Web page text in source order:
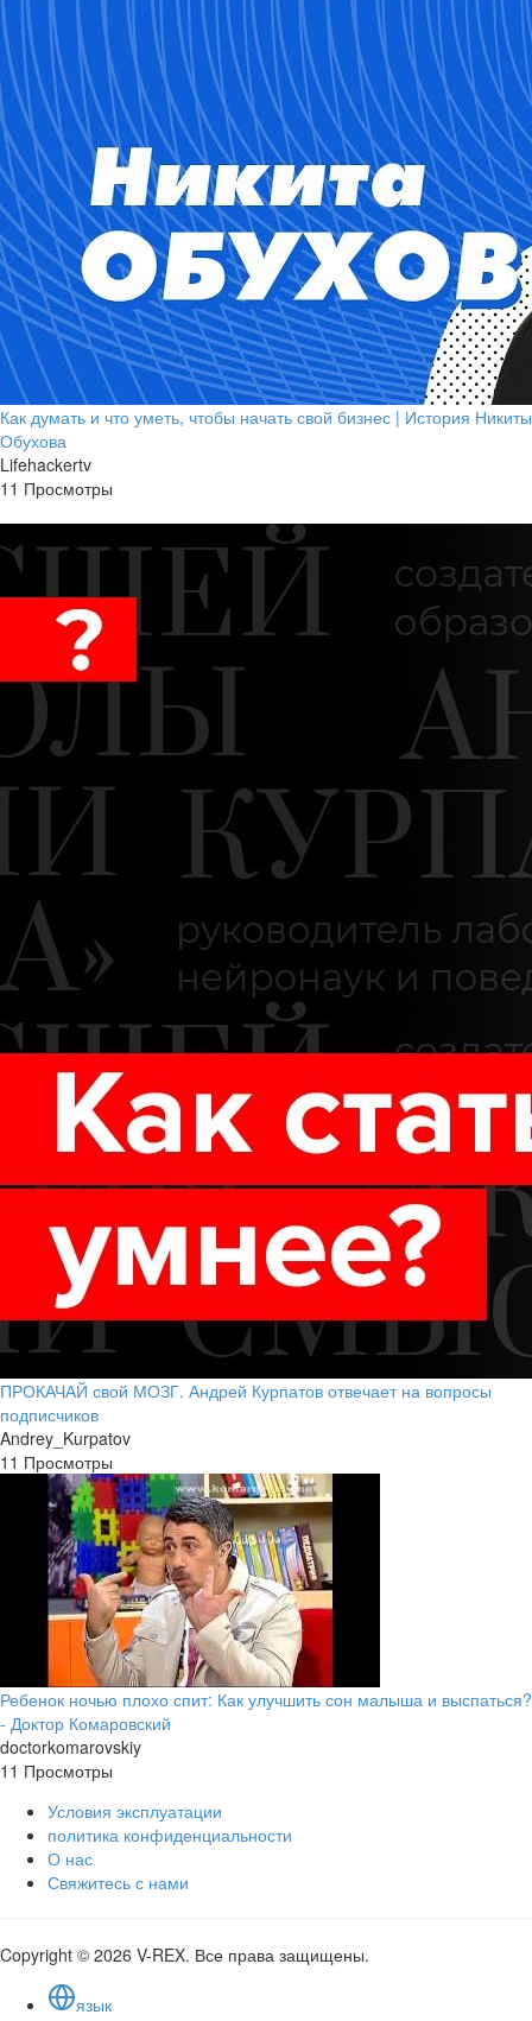
Как думать и что уметь, чтобы начать свой бизнес | История Никиты
Обухова
Lifehackertv
11 Просмотры
ПРОКАЧАЙ свой МОЗГ. Андрей Курпатов отвечает на вопросы
подписчиков
Andrey_Kurpatov
11 Просмотры
Ребенок ночью плохо спит: Как улучшить сон малыша и выспаться?
- Доктор Комаровский
doctorkomarovskiy
11 Просмотры
Условия эксплуатации
политика конфиденциальности
О нас
Свяжитесь с нами
Copyright © 2026 V-REX. Все права защищены.
язык